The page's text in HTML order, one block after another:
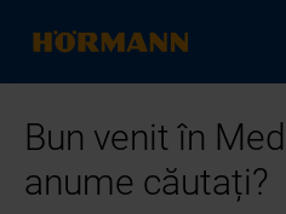
Bun venit în
anume căutați?